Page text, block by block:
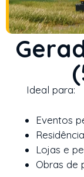
Ideal para:
Eventos
Lojas e
Obras de